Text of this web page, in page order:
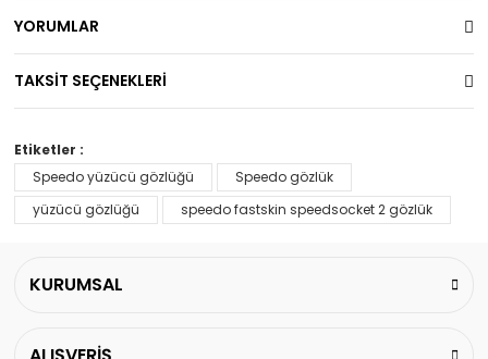
YORUMLAR
TAKSİT SEÇENEKLERİ
Etiketler :
Speedo yüzücü gözlüğü
Speedo gözlük
yüzücü gözlüğü
speedo fastskin speedsocket 2 gözlük
KURUMSAL